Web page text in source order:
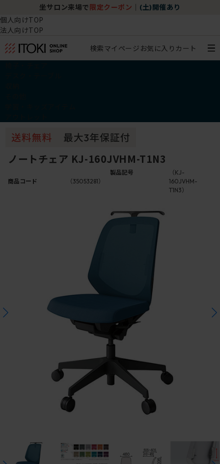
坐サロン来場で 限定クーポン (土)開催あり
個人向けTOP
法人向けTOP
検索マイページ お気に入り カート
ノートチェア KJ-160JVHM-T1N3
商品コード （35053281）
製品記号
（KJ-
160JVHM-
T1N3）